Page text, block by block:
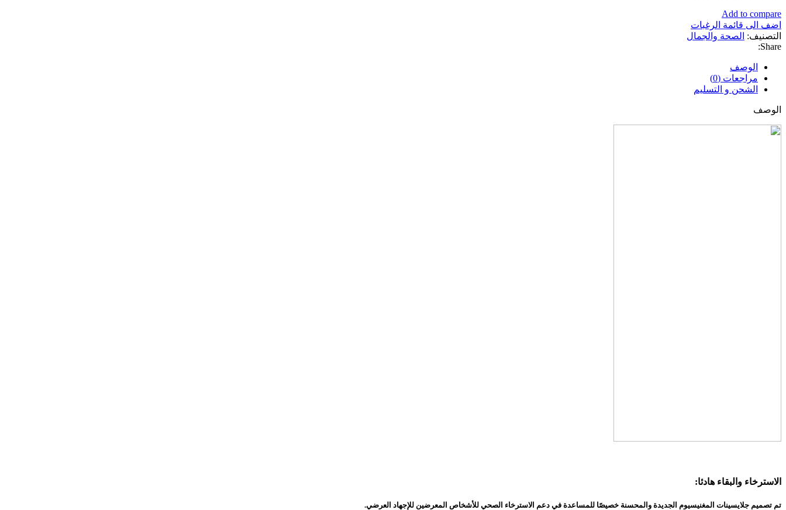
Add to compare
اضف الى قائمة الرغبات
التصنيف: الصحة والجمال
Share:
الوصف
مراجعات (0)
الشحن و التسليم
الوصف
الاسترخاء والبقاء هادئا:
تم تصميم جلايسينات المغنيسيوم الجديدة والمحسنة خصيصًا للمساعدة في دعم الاسترخاء الصحي للأشخاص المعرضين للإجهاد العرضي.